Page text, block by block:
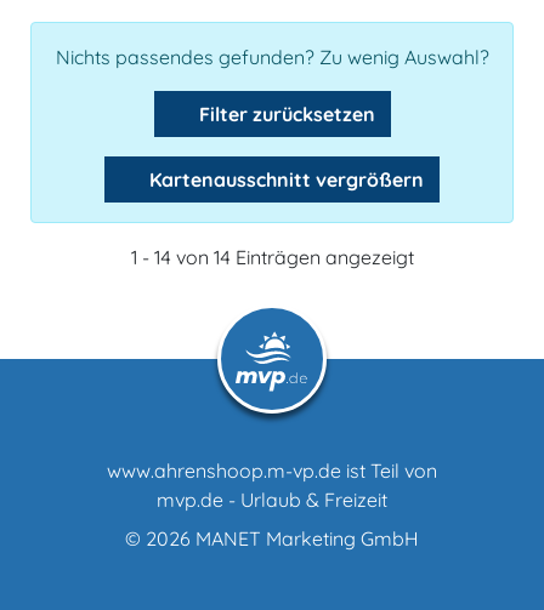
Nichts passendes gefunden? Zu wenig Auswahl?
Filter zurücksetzen
Kartenausschnitt vergrößern
1 - 14 von 14 Einträgen angezeigt
www.ahrenshoop.m-vp.de ist Teil von
mvp.de - Urlaub & Freizeit
© 2026 MANET Marketing GmbH